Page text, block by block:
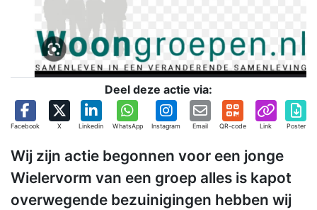
Deel deze actie via:
Facebook X Linkedin WhatsApp Instagram Email QR-code Link Poster
Wij zijn actie begonnen voor een jonge
Wielervorm van een groep alles is kapot
overwegende bezuinigingen hebben wij